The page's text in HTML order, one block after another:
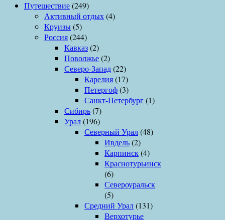
Путешествие(249)
Активный отдых(4)
Круизы(5)
Россия(244)
Кавказ(2)
Поволжье(2)
Северо-Запад(22)
Карелия(17)
Петергоф(3)
Санкт-Петербург(1)
Сибирь(7)
Урал(196)
Северный Урал(48)
Ивдель(2)
Карпинск(4)
Краснотурьинск
(6)
Североуральск
(5)
Средний Урал(131)
Верхотурье